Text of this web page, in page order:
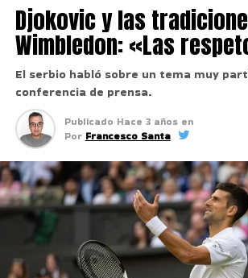
Djokovic y las
Wimbledon: «Las
El serbio habló sobre un tema muy
conferencia de prensa.
Publicado Hace 3 años en
Por Francesco Santa